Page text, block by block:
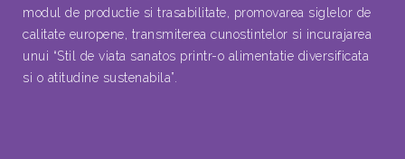
modul de productie si trasabilitate, promovarea siglelor de
calitate europene, transmiterea cunostintelor si incurajarea
unui “Stil de viata sanatos printr-o alimentatie diversificata
si o atitudine sustenabila”.